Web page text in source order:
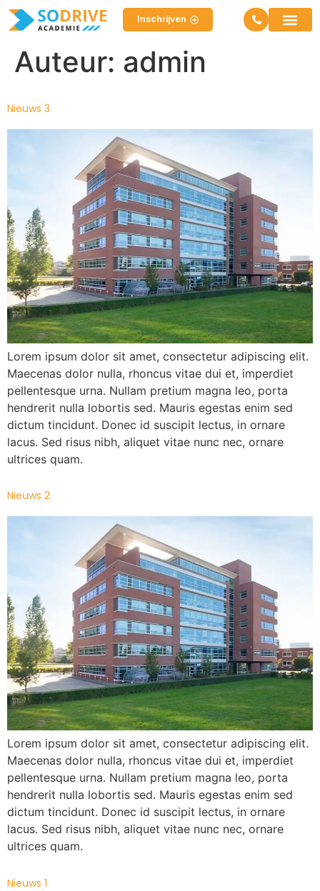
Inschrijven
Auteur: admin
Nieuws 3
Lorem ipsum dolor sit amet, consectetur adipiscing elit.
Maecenas dolor nulla, rhoncus vitae dui et, imperdiet
pellentesque urna. Nullam pretium magna leo, porta
hendrerit nulla lobortis sed. Mauris egestas enim sed
dictum tincidunt. Donec id suscipit lectus, in ornare
lacus. Sed risus nibh, aliquet vitae nunc nec, ornare
ultrices quam.
Nieuws 2
Lorem ipsum dolor sit amet, consectetur adipiscing elit.
Maecenas dolor nulla, rhoncus vitae dui et, imperdiet
pellentesque urna. Nullam pretium magna leo, porta
hendrerit nulla lobortis sed. Mauris egestas enim sed
dictum tincidunt. Donec id suscipit lectus, in ornare
lacus. Sed risus nibh, aliquet vitae nunc nec, ornare
ultrices quam.
Nieuws 1